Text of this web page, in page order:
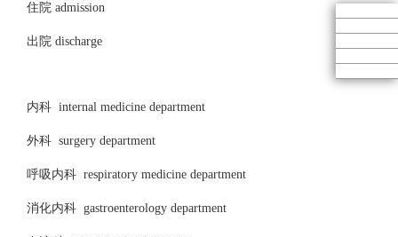
住院 admission
出院 discharge
内科 internal medicine department
外科 surgery department
呼吸内科 respiratory medicine department
消化内科 gastroenterology department